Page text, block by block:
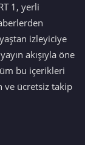
1, yerli
izleyiciye
akışıyla öne
bu içerikleri
ve ücretsiz takip